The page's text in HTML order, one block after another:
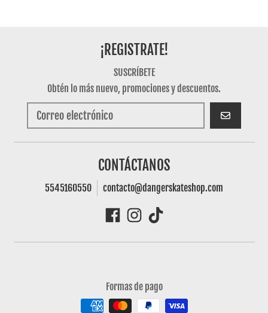
¡REGISTRATE!
SUSCRÍBETE
Obtén lo más nuevo, promociones y descuentos.
SUSCRIBIRSE
CONTÁCTANOS
5545160550 contacto@dangerskateshop.com
Formas de pago